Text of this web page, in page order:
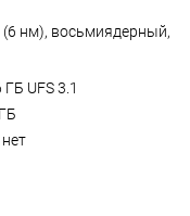
(6 нм), восьмиядерный,
UFS 3.1